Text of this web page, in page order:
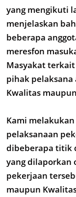
yang mengikuti
menjelaskan
beberapa
meresfon
Masyakat
pihak
Kwalitas
Kami
pelaksanaan
dibeberapa titik
yang dilaporkan
pekerjaan
maupun